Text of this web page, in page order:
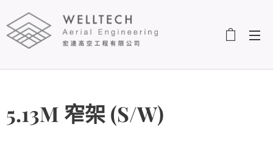
5.13M 窄架 (S/W)